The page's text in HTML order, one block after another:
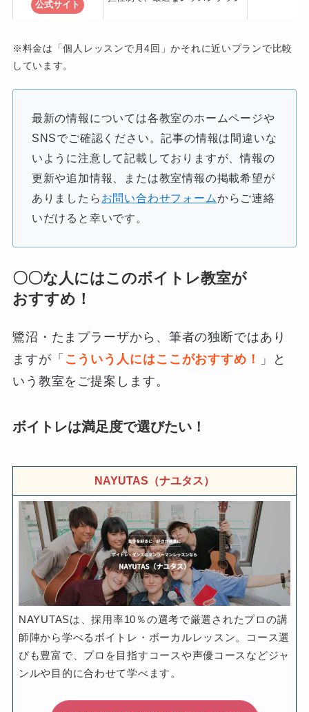
公式サイト
※料金は「個人レッスンで月4回」かそれに近いプランで比較
しています。
最新の情報については各教室のホームページや
SNSでご確認ください。記事の情報は間違いな
いように注意して記載しておりますが、情報の
更新や追加情報、または教室情報の掲載希望が
ありましたら お問い合わせフォームからご連絡
いだけると幸いです。
〇〇な人にはこのボイトレ教室が
おすすめ！
鷺沼・たまプラーザから、筆者の独断ではあり
ますが「 こういう人にはここがおすすめ！
」と
いう教室をご提案します。
ボイトレは満足度で選びたい！
NAYUTAS（ナユタス）
NAYUTASは、採用率10％の選考で厳選されたプロの講
師陣から学べるボイトレ・ボーカルレッスン。コース選
びも豊富で、プロを目指すコースや声優コースなどジャ
ンルや目的に合わせて学べます。